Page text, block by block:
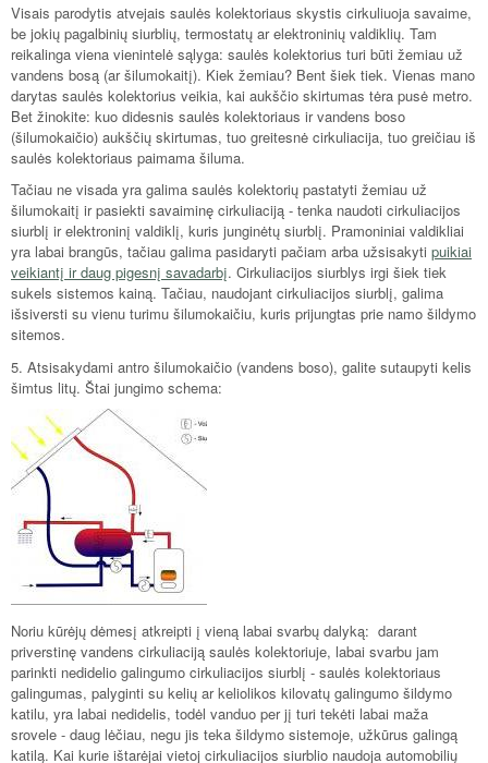
Visais parodytis atvejais saulės kolektoriaus skystis cirkuliuoja savaime,
be jokių pagalbinių siurblių, termostatų ar elektroninių valdiklių. Tam
reikalinga viena vienintelė sąlyga: saulės kolektorius turi būti žemiau už
vandens bosą (ar šilumokaitį). Kiek žemiau? Bent šiek tiek. Vienas mano
darytas saulės kolektorius veikia, kai aukščio skirtumas tėra pusė metro.
Bet žinokite: kuo didesnis saulės kolektoriaus ir vandens boso
(šilumokaičio) aukščių skirtumas, tuo greitesnė cirkuliacija, tuo greičiau iš
saulės kolektoriaus paimama šiluma.
Tačiau ne visada yra galima saulės kolektorių pastatyti žemiau už
šilumokaitį ir pasiekti savaiminę cirkuliaciją - tenka naudoti cirkuliacijos
siurblį ir elektroninį valdiklį, kuris junginėtų siurblį. Pramoniniai valdikliai
yra labai brangūs, tačiau galima pasidaryti pačiam arba užsisakyti puikiai
veikiantį ir daug pigesnį savadarbį. Cirkuliacijos siurblys irgi šiek tiek
sukels sistemos kainą. Tačiau, naudojant cirkuliacijos siurblį, galima
išsiversti su vienu turimu šilumokaičiu, kuris prijungtas prie namo šildymo
sitemos.
5. Atsisakydami antro šilumokaičio (vandens boso), galite sutaupyti kelis
šimtus litų. Štai jungimo schema:
Noriu kūrėjų dėmesį atkreipti į vieną labai svarbų dalyką: darant
priverstinę vandens cirkuliaciją saulės kolektoriuje, labai svarbu jam
parinkti nedidelio galingumo cirkuliacijos siurblį - saulės kolektoriaus
galingumas, palyginti su kelių ar keliolikos kilovatų galingumo šildymo
katilu, yra labai nedidelis, todėl vanduo per jį turi tekėti labai maža
srovele - daug lėčiau, negu jis teka šildymo sistemoje, užkūrus galingą
katilą. Kai kurie ištarėjai vietoj cirkuliacijos siurblio naudoja automobilių